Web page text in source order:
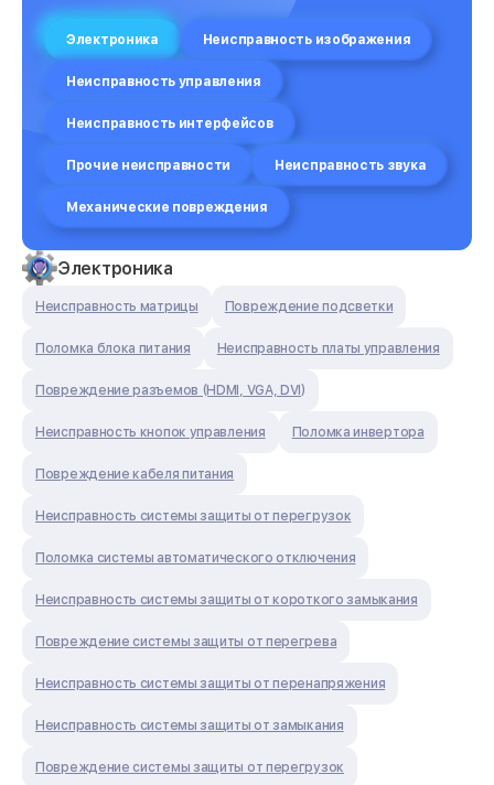
Электроника Неисправность изображения
Неисправность управления
Неисправность интерфейсов
Прочие неисправности Неисправность звука
Механические повреждения
Электроника
Неисправность матрицы Повреждение подсветки
Поломка блока питания Неисправность платы управления
Повреждение разъемов (HDMI, VGA, DVI)
Неисправность кнопок управления Поломка инвертора
Повреждение кабеля питания
Неисправность системы защиты от перегрузок
Поломка системы автоматического отключения
Неисправность системы защиты от короткого замыкания
Повреждение системы защиты от перегрева
Неисправность системы защиты от перенапряжения
Неисправность системы защиты от замыкания
Повреждение системы защиты от перегрузок